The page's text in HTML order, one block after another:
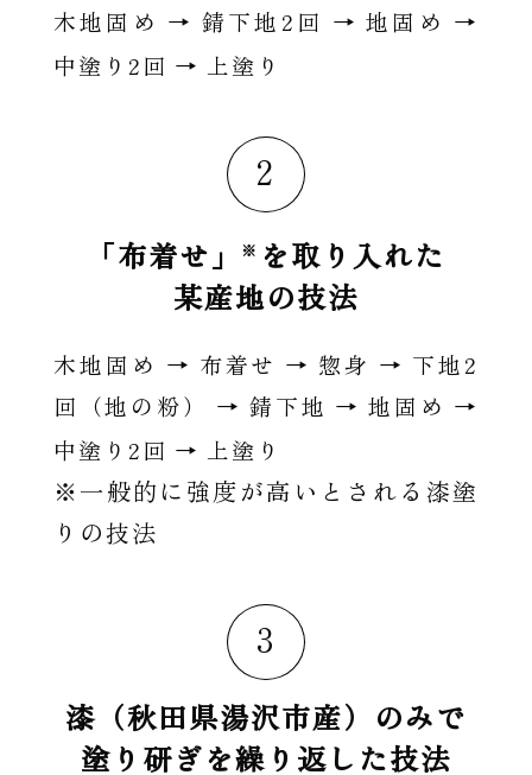
木地固め → 錆下地 2 回 → 地固め →
中塗り 2 回 → 上塗り
2
「布着せ」 ※ を取り入れた
某産地の技法
木地固め → 布着せ → 惣身 → 下地 2
回（地の粉） → 錆下地 → 地固め →
中塗り 2 回 → 上塗り
※一般的に強度が高いとされる漆塗
りの技法
3
漆（秋田県湯沢市産）のみで
塗り研ぎを繰り返した技法